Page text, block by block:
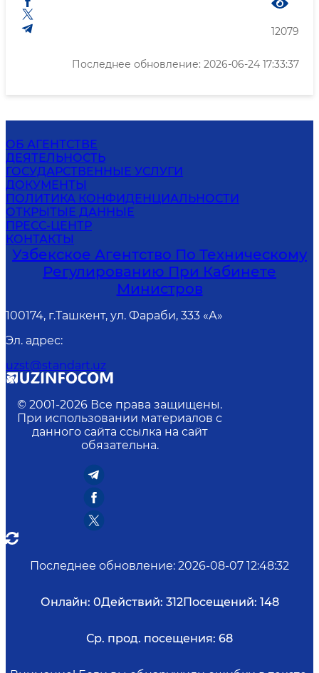
12079
Последнее обновление: 2026-06-24 17:33:37
ОБ АГЕНТСТВЕ
ДЕЯТЕЛЬНОСТЬ
ГОСУДАРСТВЕННЫЕ УСЛУГИ
ДОКУМЕНТЫ
ПОЛИТИКА КОНФИДЕНЦИАЛЬНОСТИ
ОТКРЫТЫЕ ДАННЫЕ
ПРЕСС-ЦЕНТР
КОНТАКТЫ
Узбекское Агентство По Техническому
Регулированию При Кабинете
Министров
100174, г.Ташкент, ул. Фараби, 333 «А»
Эл. адрес:
uzst@standart.uz
© 2001-2026 Все права защищены.
При использовании материалов с
данного сайта ссылка на сайт
обязательна.
Последнее обновление: 2026-08-07 12:48:32
Онлайн: 0Действий: 312Посещений: 148
Ср. прод. посещения: 68